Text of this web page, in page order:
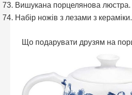
Вишукана порцелянова люстра.
Набір ножів з лезами з кераміки.
Що подарувати друзям на